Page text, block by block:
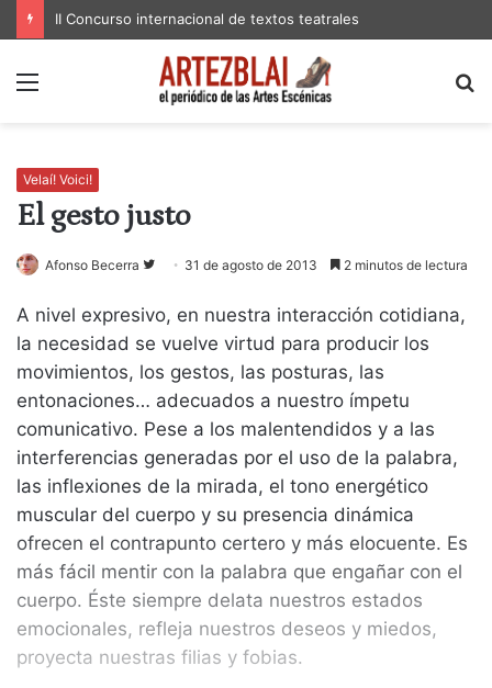
II Concurso internacional de textos teatrales
Menú
Velaí! Voici!
El gesto justo
Afonso Becerra
Follow
Twitter
31 de agosto de 2013 2 minutos de lectura
A nivel expresivo, en nuestra interacción cotidiana,
la necesidad se vuelve virtud para producir los
movimientos, los gestos, las posturas, las
entonaciones… adecuados a nuestro ímpetu
comunicativo. Pese a los malentendidos y a las
interferencias generadas por el uso de la palabra,
las inflexiones de la mirada, el tono energético
muscular del cuerpo y su presencia dinámica
ofrecen el contrapunto certero y más elocuente. Es
más fácil mentir con la palabra que engañar con el
cuerpo. Éste siempre delata nuestros estados
emocionales, refleja nuestros deseos y miedos,
proyecta nuestras filias y fobias.